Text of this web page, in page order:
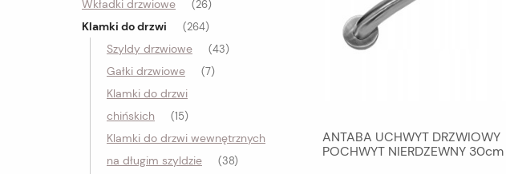
Wkładki drzwiowe (26)
Klamki do drzwi (264)
Szyldy drzwiowe (43)
Gałki drzwiowe (7)
Klamki do drzwi
chińskich
(15)
Klamki do drzwi wewnętrznych
na długim szyldzie
(38)
ANTABA UCHWYT DRZWIOWY
POCHWYT NIERDZEWNY 30cm